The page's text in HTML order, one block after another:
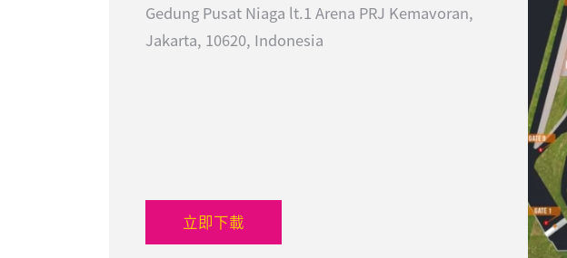
Gedung Pusat Niaga lt.1 Arena PRJ Kemavoran,
Jakarta, 10620, Indonesia
立即下載